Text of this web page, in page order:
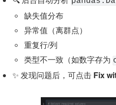
缺失值分布
异常值（离群点）
重复行/列
类型不一致（如数字存为
✨ 发现问题后，可点击 Fix